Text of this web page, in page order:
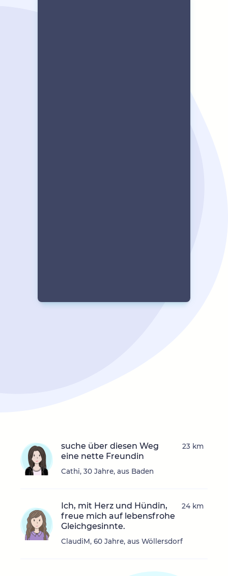
suche über diesen Weg
eine nette Freundin
Cathi, 30 Jahre, aus Baden
23 km
Ich, mit Herz und Hündin,
freue mich auf lebensfrohe
Gleichgesinnte.
ClaudiM, 60 Jahre, aus Wöllersdorf
24 km